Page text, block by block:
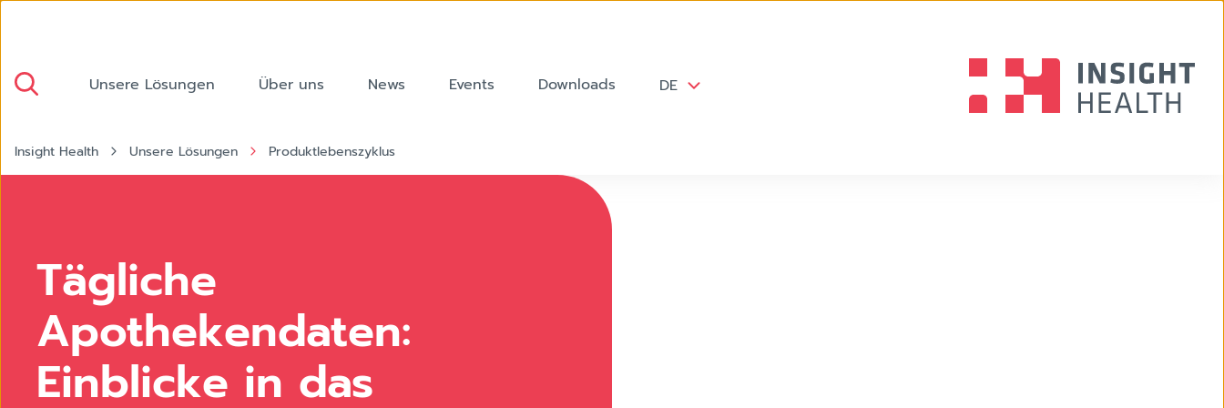
DE
Unsere Lösungen Über uns News Events Downloads
Insight Health Unsere Lösungen Produktlebenszyklus
Tägliche
Apothekendaten:
Einblicke in das